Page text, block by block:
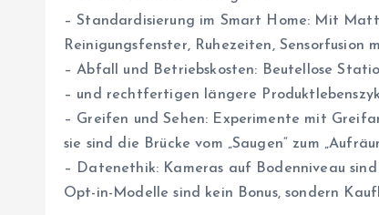
– Standardisierung im Smart Home: Mit
Reinigungsfenster, Ruhezeiten,
– Abfall und Betriebskosten: Beutellose
– und rechtfertigen längere
– Greifen und Sehen: Experimente mit
sie sind die Brücke vom „Saugen“ zum
– Datenethik: Kameras auf Bodenniveau
Opt-in-Modelle sind kein Bonus, sondern